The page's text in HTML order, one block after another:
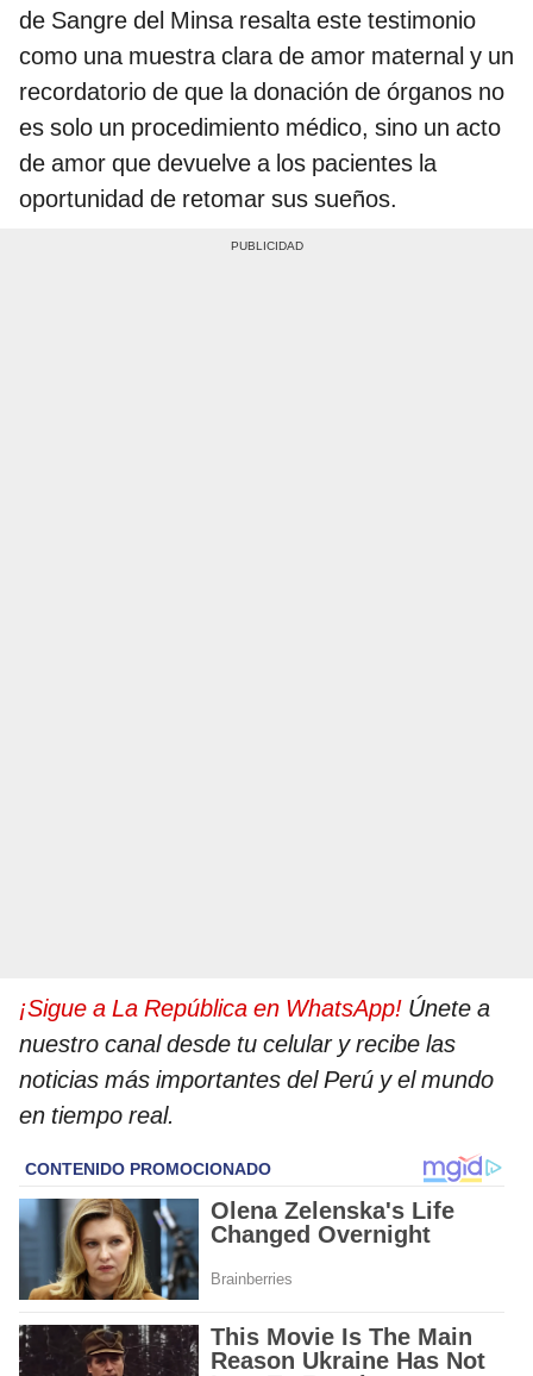
de Sangre del Minsa resalta este testimonio
como una muestra clara de amor maternal y un
recordatorio de que la donación de órganos no
es solo un procedimiento médico, sino un acto
de amor que devuelve a los pacientes la
oportunidad de retomar sus sueños.
¡Sigue a La República en WhatsApp! Únete a
nuestro canal desde tu celular y recibe las
noticias más importantes del Perú y el mundo
en tiempo real.